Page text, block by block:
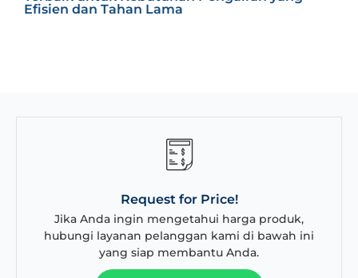
Efisien dan Tahan Lama
Request for Price!
Jika Anda ingin mengetahui harga produk,
hubungi layanan pelanggan kami di bawah ini
yang siap membantu Anda.